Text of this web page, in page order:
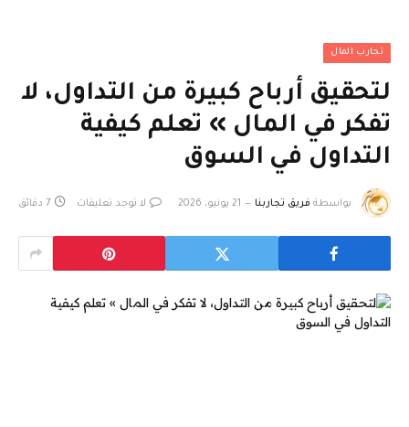
تجارب المال
لتحقيق أرباح كبيرة من التداول، لا
تفكر في المال » تعلم كيفية
التداول في السوق
بواسطة فريق تجاربنا 21 يونيو، 2026 لا توجد تعليقات 7 دقائق